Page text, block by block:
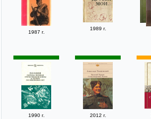
1987 г.
1989 г.
1990 г. 2012 г.